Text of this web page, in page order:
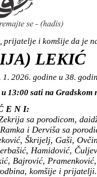
prijatelje i komšije da je
LEKIĆ
2026. godine u 38.
13:00 sati na Gradskom
E N I:
sa porodicom,
i Derviša sa
Škrijelj, Gaši,
Hamidović,
Bajrović,
komšije i prijatelji.